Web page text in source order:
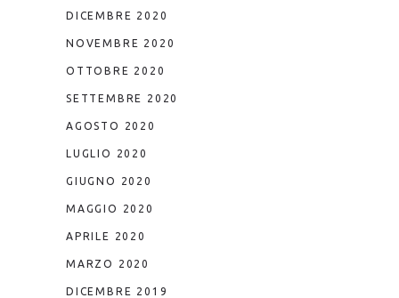
DICEMBRE 2020
NOVEMBRE 2020
OTTOBRE 2020
SETTEMBRE 2020
AGOSTO 2020
LUGLIO 2020
GIUGNO 2020
MAGGIO 2020
APRILE 2020
MARZO 2020
DICEMBRE 2019